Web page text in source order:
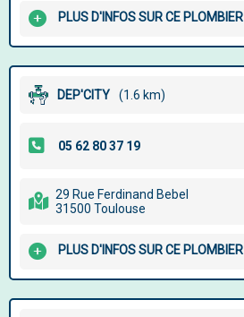
PLUS D'INFOS SUR CE PLOMBIER
DEP'CITY (1.6 km)
29 Rue Ferdinand Bebel
31500 Toulouse
PLUS D'INFOS SUR CE PLOMBIER